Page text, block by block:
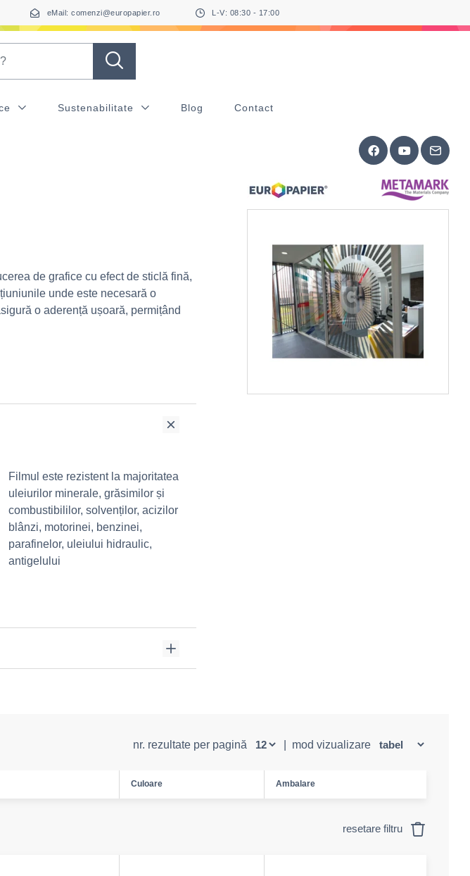
eMail: comenzi@europapier.ro L-V: 08:30 - 17:00
Sustenabilitate Blog Contact
de grafice cu efect de sticlă fină,
unde este necesară o
o aderență ușoară, permițând
Filmul este rezistent la majoritatea
uleiurilor minerale, grăsimilor și
combustibililor, solvenților, acizilor
blânzi, motorinei, benzinei,
parafinelor, uleiului hidraulic,
antigelului
nr. rezultate per pagină mod vizualizare
Culoare Ambalare
resetare filtru